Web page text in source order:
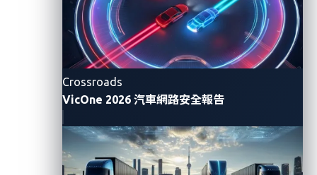
Crossroads
VicOne 2026 汽車網路安全報告